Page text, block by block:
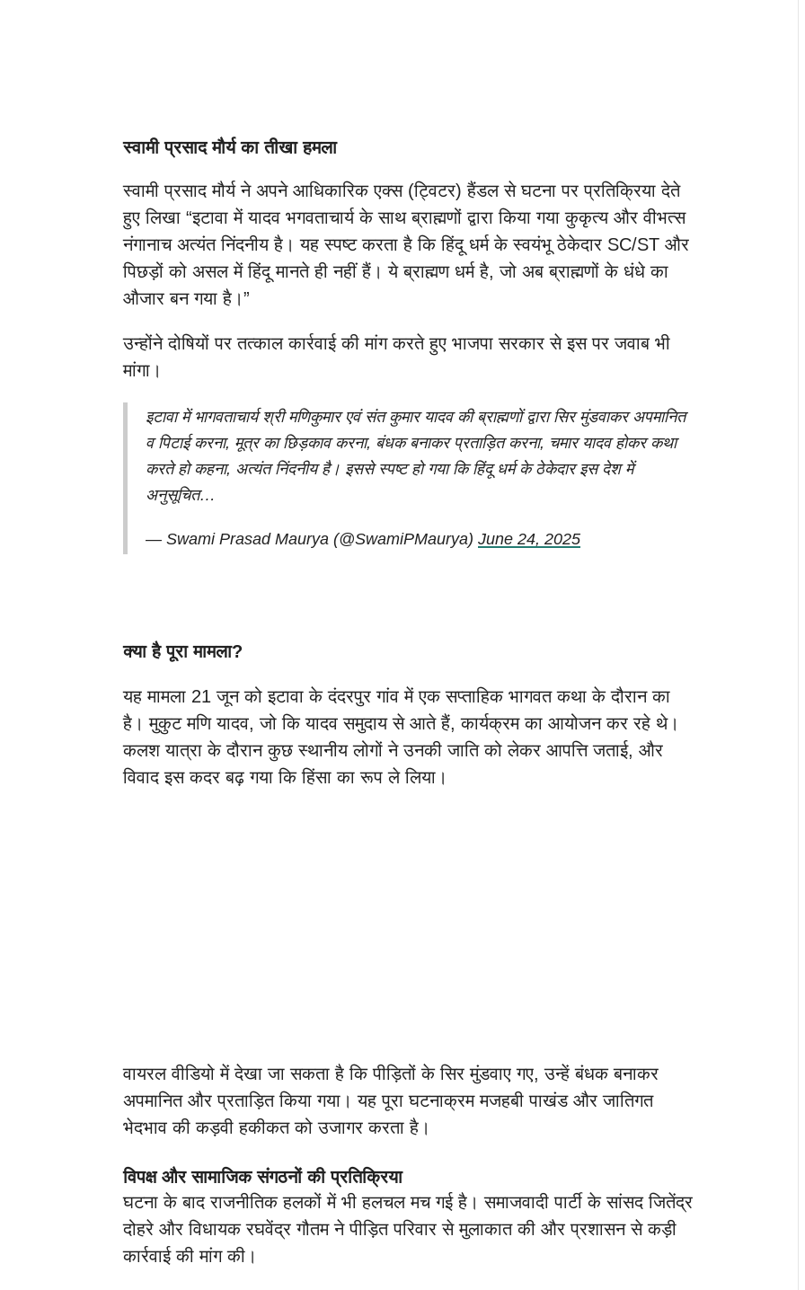
स्वामी प्रसाद मौर्य का तीखा हमला
स्वामी प्रसाद मौर्य ने अपने आधिकारिक एक्स (ट्विटर) हैंडल से घटना पर प्रतिक्रिया देते
हुए लिखा “इटावा में यादव भगवताचार्य के साथ ब्राह्मणों द्वारा किया गया कुकृत्य और वीभत्स
नंगानाच अत्यंत निंदनीय है। यह स्पष्ट करता है कि हिंदू धर्म के स्वयंभू ठेकेदार SC/ST और
पिछड़ों को असल में हिंदू मानते ही नहीं हैं। ये ब्राह्मण धर्म है, जो अब ब्राह्मणों के धंधे का
औजार बन गया है।”
उन्होंने दोषियों पर तत्काल कार्रवाई की मांग करते हुए भाजपा सरकार से इस पर जवाब भी
मांगा।
इटावा में भागवताचार्य श्री मणिकुमार एवं संत कुमार यादव की ब्राह्मणों द्वारा सिर मुंडवाकर अपमानित
व पिटाई करना, मूत्र का छिड़काव करना, बंधक बनाकर प्रताड़ित करना, चमार यादव होकर कथा
करते हो कहना, अत्यंत निंदनीय है। इससे स्पष्ट हो गया कि हिंदू धर्म के ठेकेदार इस देश में
अनुसूचित…
— Swami Prasad Maurya (@SwamiPMaurya) June 24, 2025
क्या है पूरा मामला?
यह मामला 21 जून को इटावा के दंदरपुर गांव में एक सप्ताहिक भागवत कथा के दौरान का
है। मुकुट मणि यादव, जो कि यादव समुदाय से आते हैं, कार्यक्रम का आयोजन कर रहे थे।
कलश यात्रा के दौरान कुछ स्थानीय लोगों ने उनकी जाति को लेकर आपत्ति जताई, और
विवाद इस कदर बढ़ गया कि हिंसा का रूप ले लिया।
वायरल वीडियो में देखा जा सकता है कि पीड़ितों के सिर मुंडवाए गए, उन्हें बंधक बनाकर
अपमानित और प्रताड़ित किया गया। यह पूरा घटनाक्रम मजहबी पाखंड और जातिगत
भेदभाव की कड़वी हकीकत को उजागर करता है।
विपक्ष और सामाजिक संगठनों की प्रतिक्रिया
घटना के बाद राजनीतिक हलकों में भी हलचल मच गई है। समाजवादी पार्टी के सांसद जितेंद्र
दोहरे और विधायक रघवेंद्र गौतम ने पीड़ित परिवार से मुलाकात की और प्रशासन से कड़ी
कार्रवाई की मांग की।